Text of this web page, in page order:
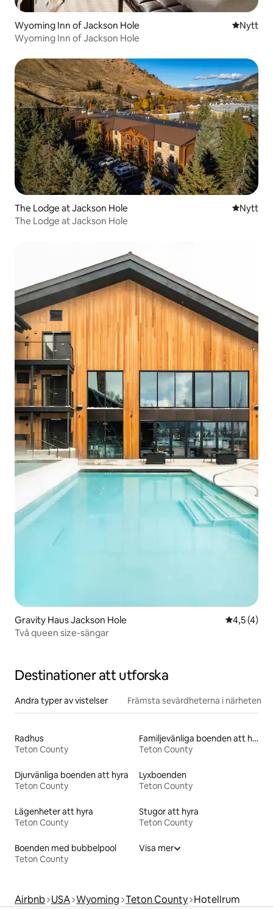
Wyoming Inn of Jackson Hole NyttNytt
Wyoming Inn of Jackson Hole
The Lodge at Jackson Hole NyttNytt
The Lodge at Jackson Hole
Gravity Haus Jackson Hole 4,5 av 5 i
4,5 (4)
Två queen size-sängar
Destinationer att utforska
Andra typer av vistelser Främsta sevärdheterna i närheten
Radhus
Teton County
Familjevänliga boenden att hyra
Teton County
Djurvänliga boenden att hyra
Teton County
Lyxboenden
Teton County
Lägenheter att hyra
Teton County
Stugor att hyra
Teton County
Boenden med bubbelpool
Teton County
Visa mer
Airbnb USA Wyoming Teton County Hotellrum